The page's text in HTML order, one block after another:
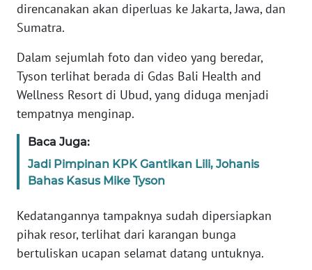
direncanakan akan diperluas ke Jakarta, Jawa, dan
Sumatra.
Dalam sejumlah foto dan video yang beredar,
Tyson terlihat berada di Gdas Bali Health and
Wellness Resort di Ubud, yang diduga menjadi
tempatnya menginap.
Baca Juga:
Jadi Pimpinan KPK Gantikan Lili, Johanis
Bahas Kasus Mike Tyson
Kedatangannya tampaknya sudah dipersiapkan
pihak resor, terlihat dari karangan bunga
bertuliskan ucapan selamat datang untuknya.
KEPRI
PAPUA
WN
PAPUA
WN
RIAU
WN
SERAMBI